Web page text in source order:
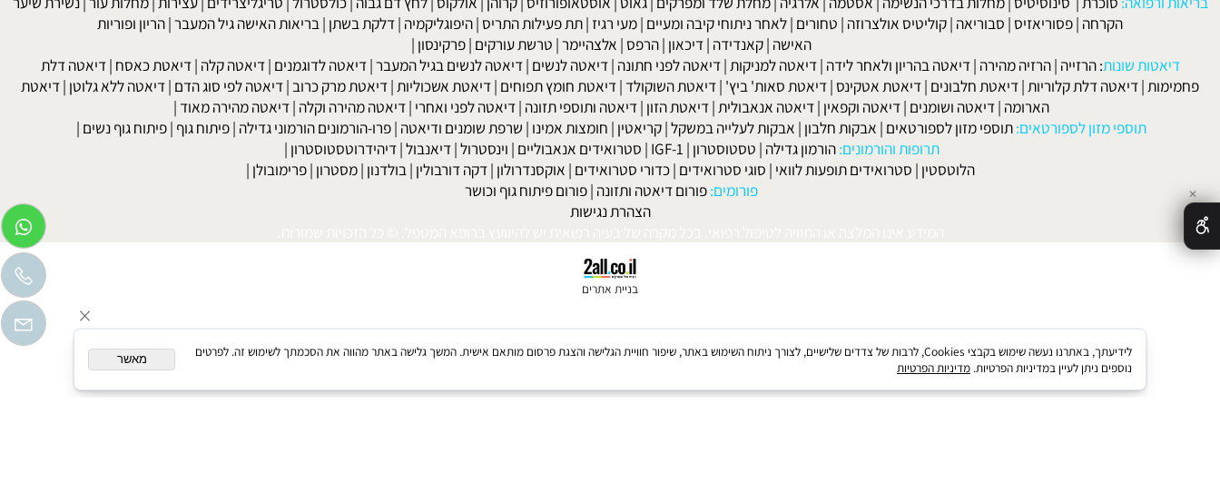
לפרטים וליצירת קשר בנייד: 052-8567140 או במייל:kobisport@gmail.com
|סינוסיטיס| מחלות בדרכי הנשימה|אסטמה|אלרגיה |מחלת שלד ומפרקים |גאוט |אוסטאופורוזיס|קרוהן| אולקוס|לחץ דם גבוה|כולסטרול |טריגליצרידים|עצירות|מחלות עור
פסוריאזיס| קוליטיס אולצרוזה טחורים | לאחר ניתוחי קיבה ומעיים| מעי רגיז |תת פעילות התריס|היפוגליקמיה| דלקת בשתן בריאות האישה גיל המעבר הריון ופוריות
האישה|קאנדידה|דיכאון|הרפס |אלצהיימר|טרשת עורקים| פרקינסון|
שונות: הרזייה|הרזיה מהירה | דיאטה בהריון ולאחר לידה| דיאטה למניקות| דיאטה לפני חתונה| דיאטה לנשים| דיאטה לנשים בגיל המעבר | דיאטה לדוגמנים | דיאטה קלה|דיאטת כאסח |דיאטה דלת
דיאטה דלת קלוריות|דיאטת חלבונים|דיאטת אטקינס|דיאטת סאות' ביץ'|דיאטת השוקולד|דיאטת חומץ תפוחים|דיאטת אשכוליות|דיאטת מרק כרוב|דיאטה לפי סוג הדם|דיאטה ללא גלוטן
הארומה| דיאטה ושומנים |דיאטה וקפאין|דיאטה אנאבולית|דיאטת הזון|דיאטה ותוספי תזונה|דיאטה לפני ואחרי|דיאטה מהירה וקלה|דיאטה מהירה מאוד|
תוספי מזון לספורטאים| אבקות חלבון|אבקות לעלייה במשקל|קריאטין|חומצות אמינו|שרפת שומנים ודיאטה| פרו-הורמונים הורמוני גדילה|
תרופות והורמונים: טסטוסטרון|
IGF-1
|סטרואידים אנאבוליים|וינסטרול|דיאנבול | דיהידרוטסטוסטרון
כדורי סטרואידים|אוקסנדרולון |דקה דורבולין
המידע אינו המלצה או התוויה לטיפול רפואי. בכל מקרה של בעיה רפואית יש להיוועץ ברופא המטפל. © כל הזכויות שמורות.
בניית אתרים
לידיעתך, באתרנו נעשה שימוש בקבצי Cookies, לרבות של צדדים שלישיים, לצורך ניתוח השימוש באתר, שיפור חוויית הגלישה והצגת פרסום מותאם אישית. המשך גלישה באתר מהווה את הסכמתך לשימוש זה. לפרטים